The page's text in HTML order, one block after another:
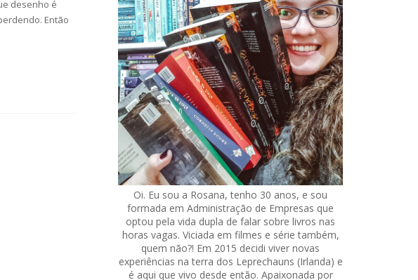
desenho é
Então
Oi. Eu sou a Rosana, tenho 30 anos, e sou
formada em Administração de Empresas que
optou pela vida dupla de falar sobre livros nas
horas vagas. Viciada em filmes e série também,
quem não?! Em 2015 decidi viver novas
experiências na terra dos Leprechauns (Irlanda) e
é aqui que vivo desde então. Apaixonada por